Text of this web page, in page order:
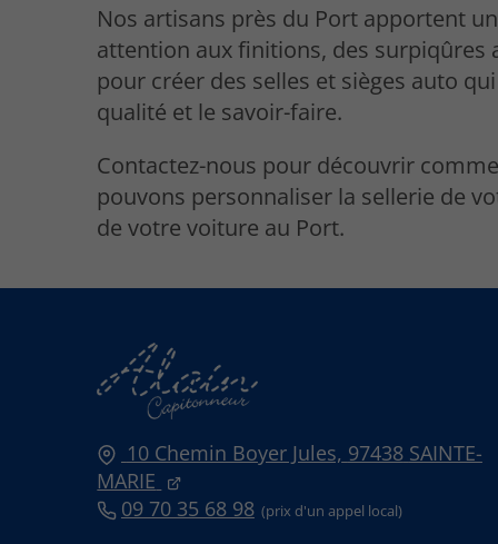
Nos artisans près du Port apportent
attention aux finitions, des surpiqûres
pour créer des selles et sièges auto
qualité et le savoir-faire.
Contactez-nous pour découvrir
pouvons personnaliser la sellerie de
de votre voiture au Port.
10 Chemin Boyer Jules, 97438 SAINTE-
MARIE
09 70 35 68 98